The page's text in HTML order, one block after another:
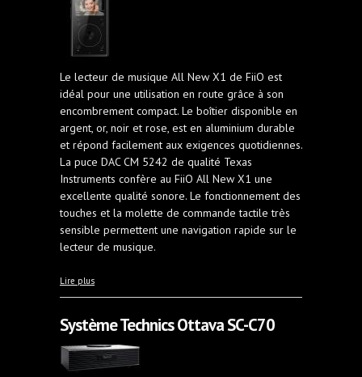
Le lecteur de musique All New X1 de FiiO est
idéal pour une utilisation en route grâce à son
encombrement compact. Le boîtier disponible en
argent, or, noir et rose, est en aluminium durable
et répond facilement aux exigences quotidiennes.
La puce DAC CM 5242 de qualité Texas
Instruments confère au FiiO All New X1 une
excellente qualité sonore. Le fonctionnement des
touches et la molette de commande tactile très
sensible permettent une navigation rapide sur le
lecteur de musique.
Lire plus
Système Technics Ottava SC-C70